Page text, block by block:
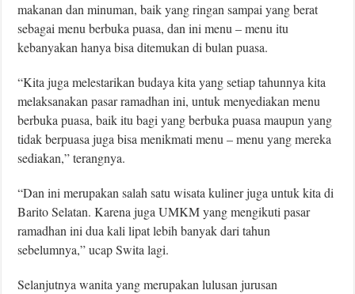
makanan dan minuman, baik yang ringan sampai yang berat
sebagai menu berbuka puasa, dan ini menu – menu itu
kebanyakan hanya bisa ditemukan di bulan puasa.
“Kita juga melestarikan budaya kita yang setiap tahunnya kita
melaksanakan pasar ramadhan ini, untuk menyediakan menu
berbuka puasa, baik itu bagi yang berbuka puasa maupun yang
tidak berpuasa juga bisa menikmati menu – menu yang mereka
sediakan,” terangnya.
“Dan ini merupakan salah satu wisata kuliner juga untuk kita di
Barito Selatan. Karena juga UMKM yang mengikuti pasar
ramadhan ini dua kali lipat lebih banyak dari tahun
sebelumnya,” ucap Swita lagi.
Selanjutnya wanita yang merupakan lulusan jurusan